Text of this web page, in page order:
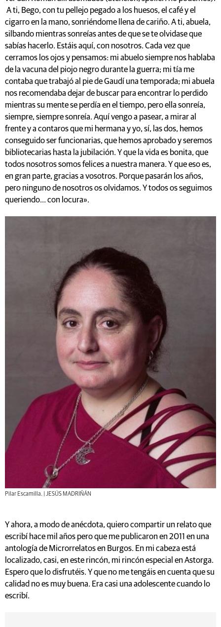
A ti, Bego, con tu pellejo pegado a los huesos, el café y el
cigarro en la mano, sonriéndome llena de cariño. A ti, abuela,
silbando mientras sonreías antes de que se te olvidase que
sabías hacerlo. Estáis aquí, con nosotros. Cada vez que
cerramos los ojos y pensamos: mi abuelo siempre nos hablaba
de la vacuna del piojo negro durante la guerra; mi tía me
contaba que trabajó al pie de Gaudí una temporada; mi abuela
nos recomendaba dejar de buscar para encontrar lo perdido
mientras su mente se perdía en el tiempo, pero ella sonreía,
siempre, siempre sonreía. Aquí vengo a pasear, a mirar al
frente y a contaros que mi hermana y yo, sí, las dos, hemos
conseguido ser funcionarias, que hemos aprobado y seremos
bibliotecarias hasta la jubilación. Y que la vida es bonita, que
todos nosotros somos felices a nuestra manera. Y que eso es,
en gran parte, gracias a vosotros. Porque pasarán los años,
pero ninguno de nosotros os olvidamos. Y todos os seguimos
queriendo… con locura».
Pilar Escamilla. | JESÚS MADRIÑÁN
Y ahora, a modo de anécdota, quiero compartir un relato que
escribí hace mil años pero que me publicaron en 2011 en una
antología de Microrrelatos en Burgos. En mi cabeza está
localizado, casi, en este rincón, mi rincón especial en Astorga.
Espero que lo disfrutéis. Y que no me tengáis en cuenta que su
calidad no es muy buena. Era casi una adolescente cuando lo
escribí.